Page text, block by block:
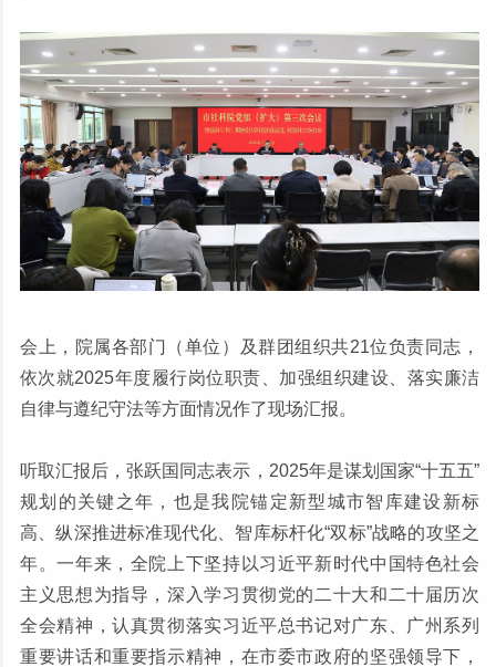
会上，院属各部门（单位）及群团组织共21位负责同志，
依次就2025年度履行岗位职责、加强组织建设、落实廉洁
自律与遵纪守法等方面情况作了现场汇报。
听取汇报后，张跃国同志表示，2025年是谋划国家“十五五”
规划的关键之年，也是我院锚定新型城市智库建设新标
高、纵深推进标准现代化、智库标杆化“双标”战略的攻坚之
年。一年来，全院上下坚持以习近平新时代中国特色社会
主义思想为指导，深入学习贯彻党的二十大和二十届历次
全会精神，认真贯彻落实习近平总书记对广东、广州系列
重要讲话和重要指示精神，在市委市政府的坚强领导下，